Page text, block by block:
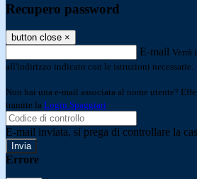
Recupero password
button close ×
E-mail Verrà
all'indirizzo indicato con le istruzioni necessarie.
Non hai una e-mail associata al nome utente?
tramite la Login Spaggiari
E-mail inviata, si prega di controllare la
Errore